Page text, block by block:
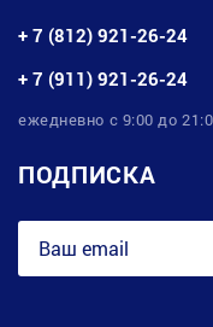
+ 7 (812) 921-26-24
+ 7 (911) 921-26-24
ежедневно с 9:00 до
ПОДПИСКА